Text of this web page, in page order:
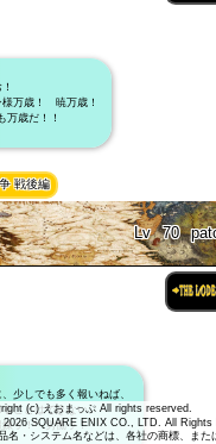
(c) えおまっぷ All rights reserved.
SQUARE ENIX CO., LTD. All Rights
名・システム名などは、各社の商標、また
万歳！ 暁万歳！
万歳だ！！
戦後編
Lv 70
少しでも多く報いねば、
ことはできない。
錬ッ！ 労働ッ！